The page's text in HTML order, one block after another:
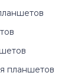
планшетов